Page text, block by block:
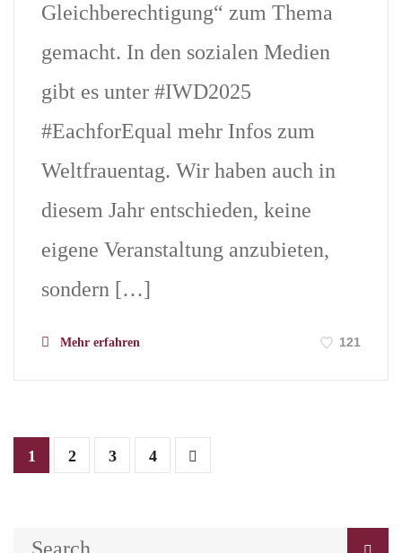
Gleichberechtigung“ zum Thema
gemacht. In den sozialen Medien
gibt es unter #IWD2025
#EachforEqual mehr Infos zum
Weltfrauentag. Wir haben auch in
diesem Jahr entschieden, keine
eigene Veranstaltung anzubieten,
sondern […]
Mehr erfahren 121
1 2 3 4